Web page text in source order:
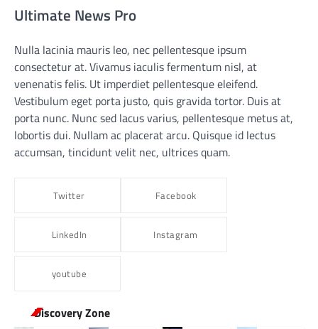
Ultimate News Pro
Nulla lacinia mauris leo, nec pellentesque ipsum
consectetur at. Vivamus iaculis fermentum nisl, at
venenatis felis. Ut imperdiet pellentesque eleifend.
Vestibulum eget porta justo, quis gravida tortor. Duis at
porta nunc. Nunc sed lacus varius, pellentesque metus at,
lobortis dui. Nullam ac placerat arcu. Quisque id lectus
accumsan, tincidunt velit nec, ultrices quam.
Twitter Facebook
LinkedIn Instagram
youtube
Discovery Zone